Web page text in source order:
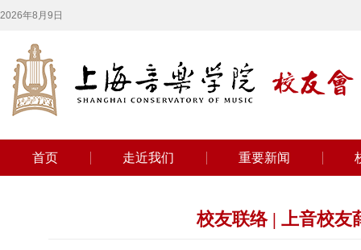
2026年8月9日
首页 走近我们 重要新闻
校友联络 | 上音校友